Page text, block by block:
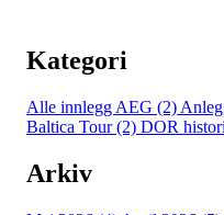
Kategori
Alle innlegg AEG (2)
Baltica Tour (2) DOR
Arkiv